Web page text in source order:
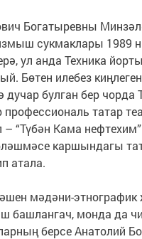
Богатыревны
сукмаклары 1989
ул анда Техника
Бөтен илебез
дучар булган бер чорда
татар
– “Түбән Кама нефтехим”
каршындагы
атала.
мәдәни-
башлангач, монда да
берсе Анатолий